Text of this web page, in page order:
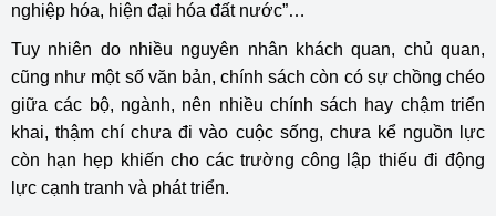
nghiệp hóa, hiện đại hóa đất nước”…
Tuy nhiên do nhiều nguyên nhân khách quan, chủ quan,
cũng như một số văn bản, chính sách còn có sự chồng chéo
giữa các bộ, ngành, nên nhiều chính sách hay chậm triển
khai, thậm chí chưa đi vào cuộc sống, chưa kể nguồn lực
còn hạn hẹp khiến cho các trường công lập thiếu đi động
lực cạnh tranh và phát triển.